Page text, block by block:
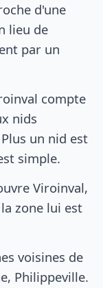
d'une
lieu de
par un
compte
nids
un nid est
simple.
Viroinval,
zone lui est
voisines de
Philippeville.